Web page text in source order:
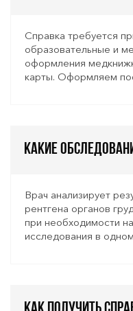
Справка требуется
образовательные и
оформления
карты. Оформляем
Какие
Врач анализирует
рентгена органов
при необходимости
исследования в